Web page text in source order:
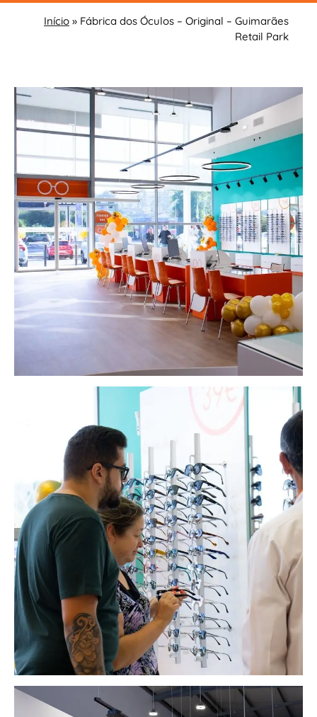
Início » Fábrica dos Óculos – Original – Guimarães
Retail Park